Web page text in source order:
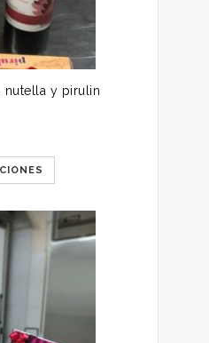
nutella y pirulin